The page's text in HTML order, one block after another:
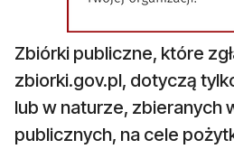
Zbiórki publiczne, które
zbiorki.gov.pl, dotyczą
lub w naturze, zbieranych
publicznych, na cele